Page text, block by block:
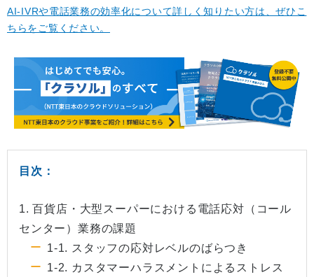
AI-IVRや電話業務の効率化について詳しく知りたい方は、ぜひこ
ちらをご覧ください。
目次：
1. 百貨店・大型スーパーにおける電話応対（コール
センター）業務の課題
1-1. スタッフの応対レベルのばらつき
1-2. カスタマーハラスメントによるストレス